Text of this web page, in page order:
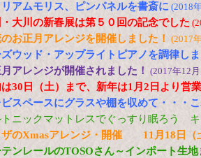
アムモリス、ピンパネルを書斎に (2018
大川の新春展は第５０回の記念でした
お正月アレンジを開催しました！ (2017
ズウッド・アップライトピアノを調律し
アレンジが開催されました！ (2017年12
30日（土）まで、新年は1月2日より営
スペースにグラスや棚を収めて・・・
トニックマットレスでぐっすり眠ろう
ザのXmasアレンジ・開催 11月18日（
テンレールのTOSOさん～インポート生地